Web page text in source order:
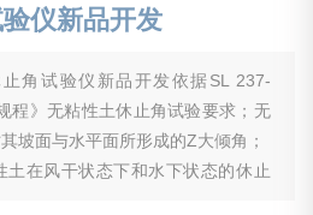
仪新品开发
角试验仪新品开发依据SL 237-
程》无粘性土休止角试验要求；无
坡面与水平面所形成的Z大倾角；
土在风干状态下和水下状态的休止